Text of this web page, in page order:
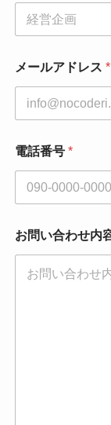
メールアドレス *
電話番号 *
お問い合わせ内